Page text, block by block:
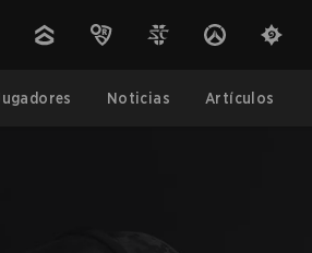
Noticias Artículos